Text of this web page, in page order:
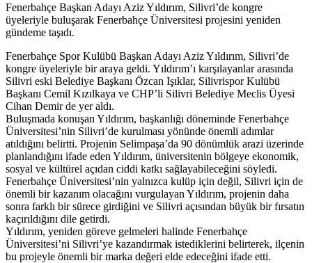
Fenerbahçe Başkan Adayı Aziz Yıldırım, Silivri’de kongre
üyeleriyle buluşarak Fenerbahçe Üniversitesi projesini yeniden
gündeme taşıdı.
Fenerbahçe Spor Kulübü Başkan Adayı Aziz Yıldırım, Silivri’de
kongre üyeleriyle bir araya geldi. Yıldırım’ı karşılayanlar arasında
Silivri eski Belediye Başkanı Özcan Işıklar, Silivrispor Kulübü
Başkanı Cemil Kızılkaya ve CHP’li Silivri Belediye Meclis Üyesi
Cihan Demir de yer aldı.
Buluşmada konuşan Yıldırım, başkanlığı döneminde Fenerbahçe
Üniversitesi’nin Silivri’de kurulması yönünde önemli adımlar
atıldığını belirtti. Projenin Selimpaşa’da 90 dönümlük arazi üzerinde
planlandığını ifade eden Yıldırım, üniversitenin bölgeye ekonomik,
sosyal ve kültürel açıdan ciddi katkı sağlayabileceğini söyledi.
Fenerbahçe Üniversitesi’nin yalnızca kulüp için değil, Silivri için de
önemli bir kazanım olacağını vurgulayan Yıldırım, projenin daha
sonra farklı bir sürece girdiğini ve Silivri açısından büyük bir fırsatın
kaçırıldığını dile getirdi.
Yıldırım, yeniden göreve gelmeleri halinde Fenerbahçe
Üniversitesi’ni Silivri’ye kazandırmak istediklerini belirterek, ilçenin
bu projeyle önemli bir marka değeri elde edeceğini ifade etti.